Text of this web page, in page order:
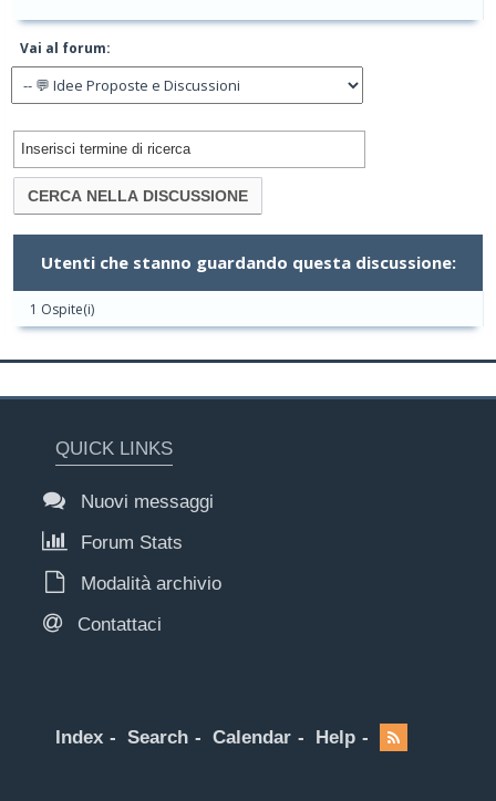
Vai al forum:
Utenti che stanno guardando questa discussione:
1 Ospite(i)
QUICK LINKS
Nuovi messaggi
Forum Stats
Modalità archivio
Contattaci
Index Search Calendar Help